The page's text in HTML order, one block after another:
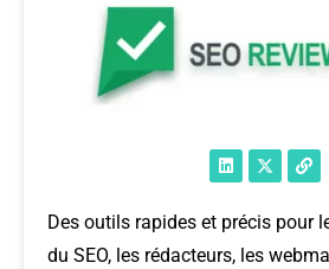
Des outils rapides et précis pour
du SEO, les rédacteurs, les